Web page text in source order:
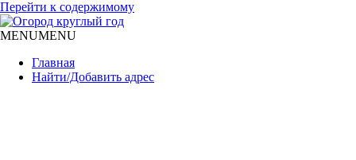
Перейти к содержимому
MENUMENU
Главная
Найти/Добавить адрес